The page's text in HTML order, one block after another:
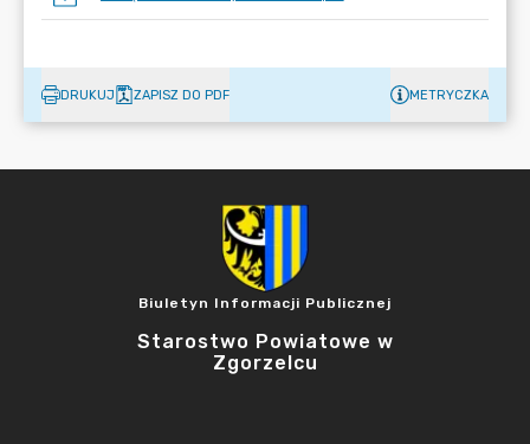
DRUKUJ ZAPISZ DO PDF METRYCZKA
Biuletyn Informacji Publicznej
Starostwo Powiatowe w
Zgorzelcu